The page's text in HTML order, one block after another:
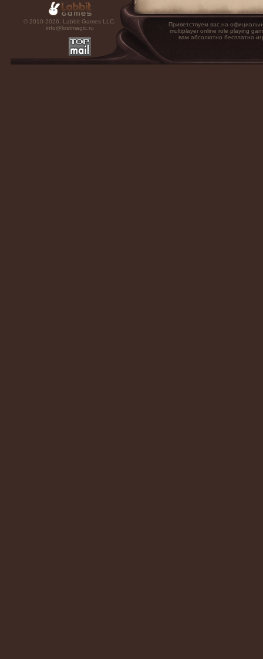
© 2010-2026. Labbit Games LLC.
info@lostmagic.ru
Приветствуем вас на
multiplayer online role playing
вам абсолютно бесплатно